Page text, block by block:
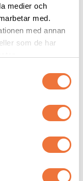
medier och
med.
med annan
som de har
Torkat hundgodis utan tillsatser, ursprung EU